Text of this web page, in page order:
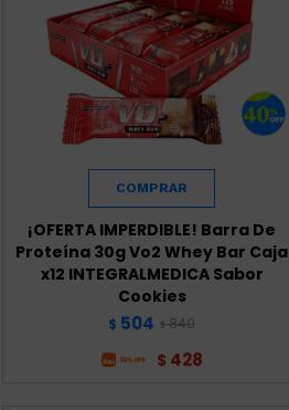
¡OFERTA IMPERDIBLE! Barra De
Proteína 30g Vo2 Whey Bar Caja
x12 INTEGRALMEDICA Sabor
Cookies
$ 504 $ 840
$ 428